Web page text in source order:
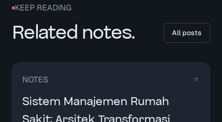
KEEP READING
Related notes. All posts
NOTES
Sistem Manajemen Rumah